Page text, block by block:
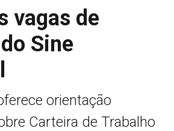
vagas de
Sine
orientação
Carteira de Trabalho